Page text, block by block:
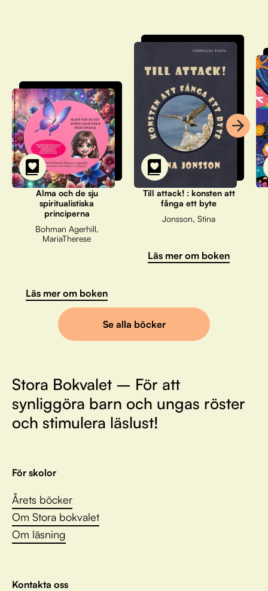
Alma och de sju
spiritualistiska
principerna
Bohman Agerhill,
MariaTherese
Läs mer om boken
Till attack! : konsten att
fånga ett byte
Jonsson, Stina
Läs mer om boken
Se alla böcker
Stora Bokvalet – För att
synliggöra barn och ungas röster
och stimulera läslust!
För skolor
Årets böcker
Om Stora bokvalet
Om läsning
Kontakta oss